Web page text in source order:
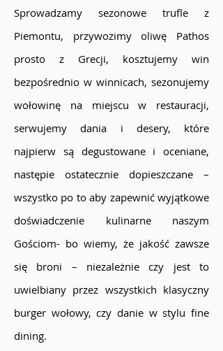
Sprowadzamy sezonowe trufle z
Piemontu, przywozimy oliwę Pathos
prosto z Grecji, kosztujemy win
bezpośrednio w winnicach, sezonujemy
wołowinę na miejscu w restauracji,
serwujemy dania i desery, które
najpierw są degustowane i oceniane,
następie ostatecznie dopieszczane –
wszystko po to aby zapewnić wyjątkowe
doświadczenie kulinarne naszym
Gościom- bo wiemy, że jakość zawsze
się broni – niezależnie czy jest to
uwielbiany przez wszystkich klasyczny
burger wołowy, czy danie w stylu fine
dining.